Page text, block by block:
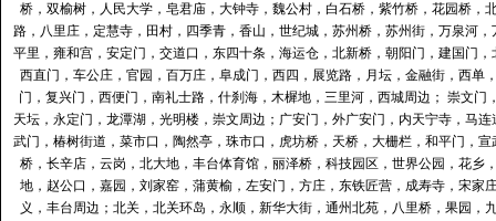
桥，双榆树，人民大学，皂君庙，大钟寺，魏公村，白石桥，紫竹桥，花园桥
路，八里庄，定慧寺，田村，四季青，香山，世纪城，苏州桥，苏州街，万泉河
平里，雍和宫，安定门，交道口，东四十条，海运仓，北新桥，朝阳门，建国门
西直门，车公庄，官园，百万庄，阜成门，西四，展览路，月坛，金融街，西
门，复兴门，西便门，南礼士路，什刹海，木樨地，三里河，西城周边； 崇文
天坛，永定门，龙潭湖，光明楼，崇文周边；广安门，外广安门，内天宁寺，马
武门，椿树街道，菜市口，陶然亭，珠市口，虎坊桥，天桥，大栅栏，和平门，
桥，长辛店，云岗，北大地，丰台体育馆，丽泽桥，科技园区，世界公园，花
地，赵公口，嘉园，刘家窑，蒲黄榆，左安门，方庄，东铁匠营，成寿寺，宋
义，丰台周边；北关，北关环岛，永顺，新华大街，通州北苑，八里桥，果园